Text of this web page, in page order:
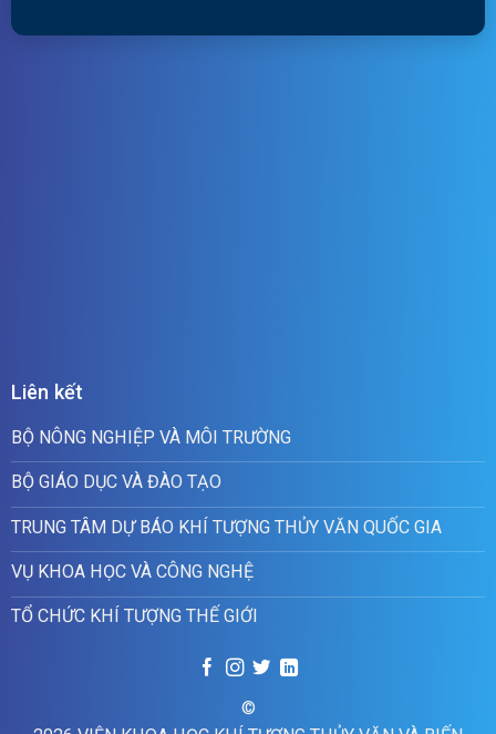
Liên kết
BỘ NÔNG NGHIỆP VÀ MÔI TRƯỜNG
BỘ GIÁO DỤC VÀ ĐÀO TẠO
TRUNG TÂM DỰ BÁO KHÍ TƯỢNG THỦY VĂN QUỐC GIA
VỤ KHOA HỌC VÀ CÔNG NGHỆ
TỔ CHỨC KHÍ TƯỢNG THẾ GIỚI
©